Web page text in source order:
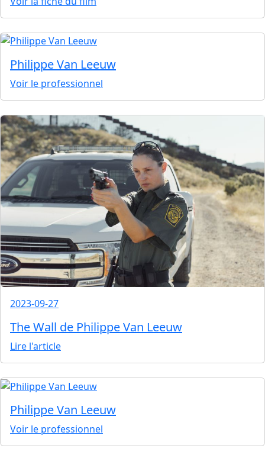
Philippe Van Leeuw
Voir le professionnel
2023-09-27
The Wall de Philippe Van Leeuw
Lire l'article
Philippe Van Leeuw
Voir le professionnel